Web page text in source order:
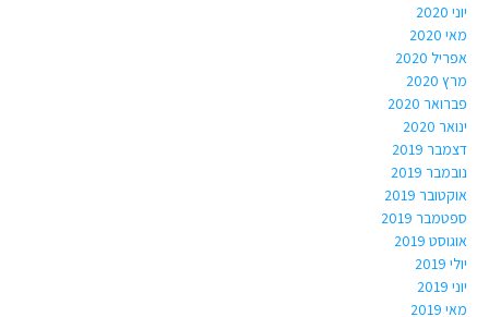
יוני 2020
מאי 2020
אפריל 2020
מרץ 2020
פברואר 2020
ינואר 2020
דצמבר 2019
נובמבר 2019
אוקטובר 2019
ספטמבר 2019
אוגוסט 2019
יולי 2019
יוני 2019
מאי 2019